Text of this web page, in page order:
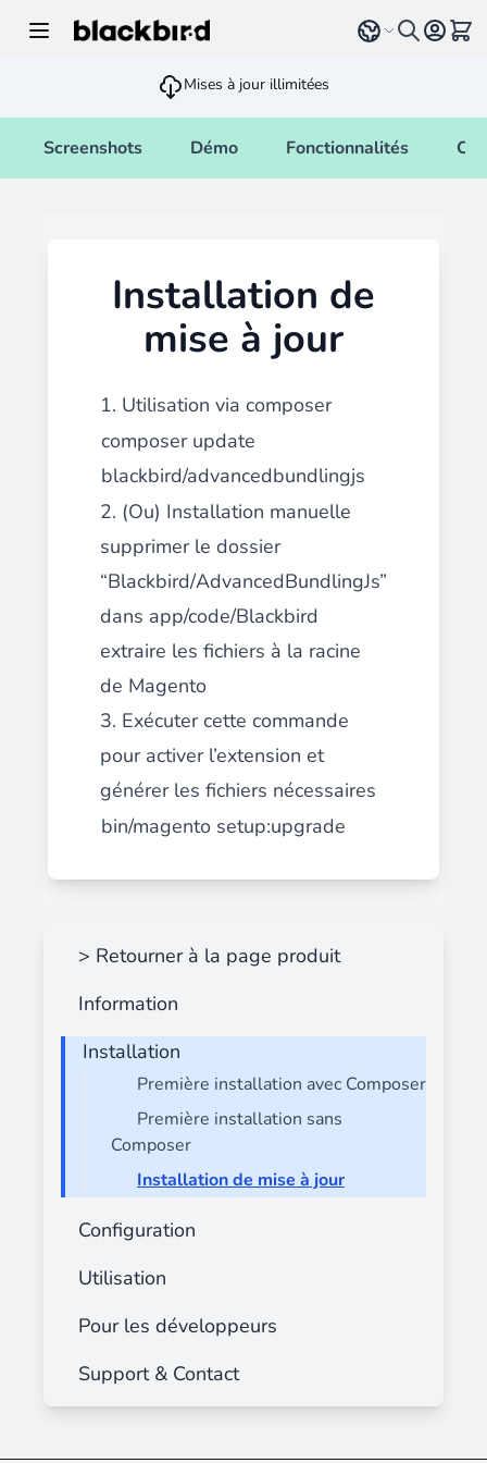
Select language
Voir
Mises à jour illimitées
Screenshots Démo Fonctionnalités
Installation de
mise à jour
1. Utilisation via composer
composer update
blackbird/advancedbundlingjs
2. (Ou) Installation manuelle
supprimer le dossier
“Blackbird/AdvancedBundlingJs”
dans app/code/Blackbird
extraire les fichiers à la racine
de Magento
3. Exécuter cette commande
pour activer l’extension et
générer les fichiers nécessaires
bin/magento setup:upgrade
> Retourner à la page produit
Information
Installation
Première installation avec Composer
Première installation sans
Composer
Installation de mise à jour
Configuration
Utilisation
Pour les développeurs
Support & Contact